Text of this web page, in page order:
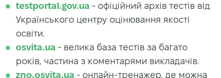
testportal.gov.ua - офіційний архів тестів від
Українського центру оцінювання якості
освіти.
osvita.ua - велика база тестів за багато
років, частина з коментарями викладачів.
zno.osvita.ua - онлайн-тренажер, де можна